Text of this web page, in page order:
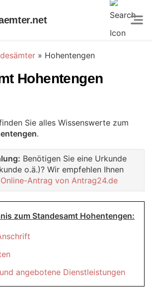
» Hohentengen
Hohentengen
Sie alles Wissenswerte zum
.
Benötigen Sie eine Urkunde
o.ä.)? Wir empfehlen Ihnen
Online-Antrag von Antrag24.de
zum Standesamt Hohentengen:
angebotene Dienstleistungen